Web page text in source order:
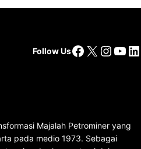
Follow UsFacebook
X
Majalah Petrominer yang
pada medio 1973. Sebagai